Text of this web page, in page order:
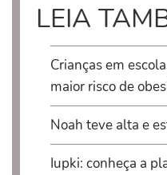
LEIA
Crianças em
maior risco de
Noah teve alta e
Iupki: conheça a